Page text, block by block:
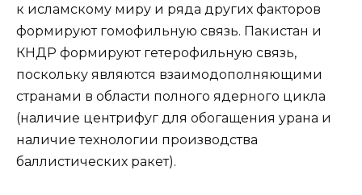
к исламскому миру и ряда других факторов
формируют гомофильную связь. Пакистан и
КНДР формируют гетерофильную связь,
поскольку являются взаимодополняющими
странами в области полного ядерного цикла
(наличие центрифуг для обогащения урана и
наличие технологии производства
баллистических ракет).